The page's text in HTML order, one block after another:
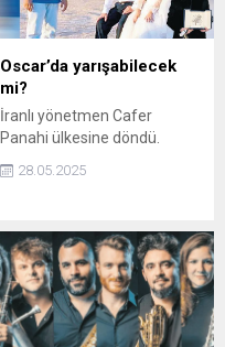
Oscar’da yarışabilecek
mi?
İranlı yönetmen Cafer
Panahi ülkesine döndü.
28.05.2025